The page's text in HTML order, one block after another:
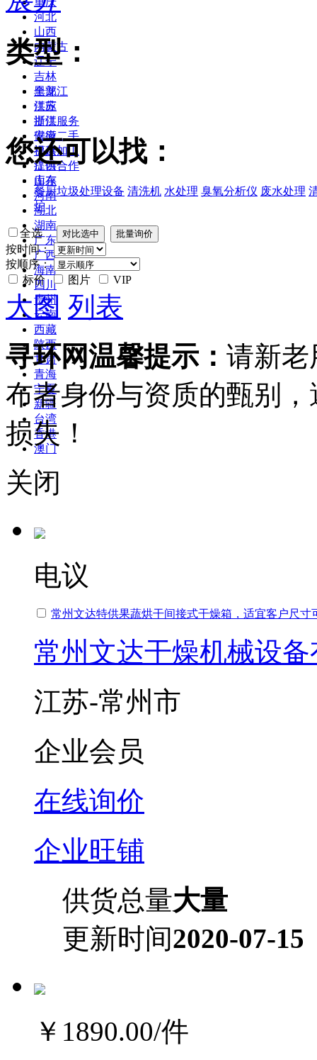
河北
山西
内蒙古
辽宁
吉林
黑龙江
江苏
浙江
安徽
福建
江西
山东
河南
湖北
湖南
广东
广西
海南
四川
贵州
云南
西藏
陕西
甘肃
青海
宁夏
新疆
台湾
香港
澳门
类型：
全部
供应
提供服务
供应二手
提供加工
提供合作
库存
您还可以找：
餐厨垃圾处理设备 清洗机 水处理 臭氧分析仪 废水处理
炉
全选
按时间：
按顺序：
标价
图片 VIP
大图 列表
寻环网温馨提示： 请新老
布者身份与资质的甄别
损失！
关闭
电议
常州文达特供果蔬烘干间接式干燥箱，适宜客户尺寸
常州文达干燥机械设
江苏-常州市
企业会员
在线询价
企业旺铺
供货总量大量
更新时间2020-07-15
￥1890.00/件